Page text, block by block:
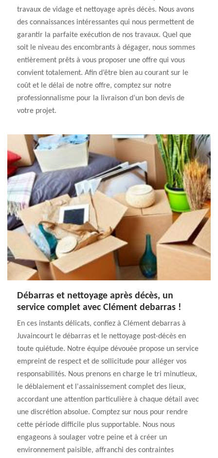
travaux de vidage et nettoyage après décès. Nous avons
des connaissances intéressantes qui nous permettent de
garantir la parfaite exécution de nos travaux. Quel que
soit le niveau des encombrants à dégager, nous sommes
entièrement prêts à vous proposer une offre qui vous
convient totalement. Afin d’être bien au courant sur le
coût et le délai de notre offre, comptez sur notre
professionnalisme pour la livraison d’un bon devis de
votre projet.
Débarras et nettoyage après décès, un
service complet avec Clément debarras !
En ces instants délicats, confiez à Clément debarras à
Juvaincourt le débarras et le nettoyage post-décès en
toute quiétude. Notre équipe dévouée propose un service
empreint de respect et de sollicitude pour alléger vos
responsabilités. Nous prenons en charge le tri minutieux,
le déblaiement et l'assainissement complet des lieux,
accordant une attention particulière à chaque détail avec
une discrétion absolue. Comptez sur nous pour rendre
cette période difficile plus supportable. Nous nous
engageons à soulager votre peine et à créer un
environnement paisible, affranchi des contraintes